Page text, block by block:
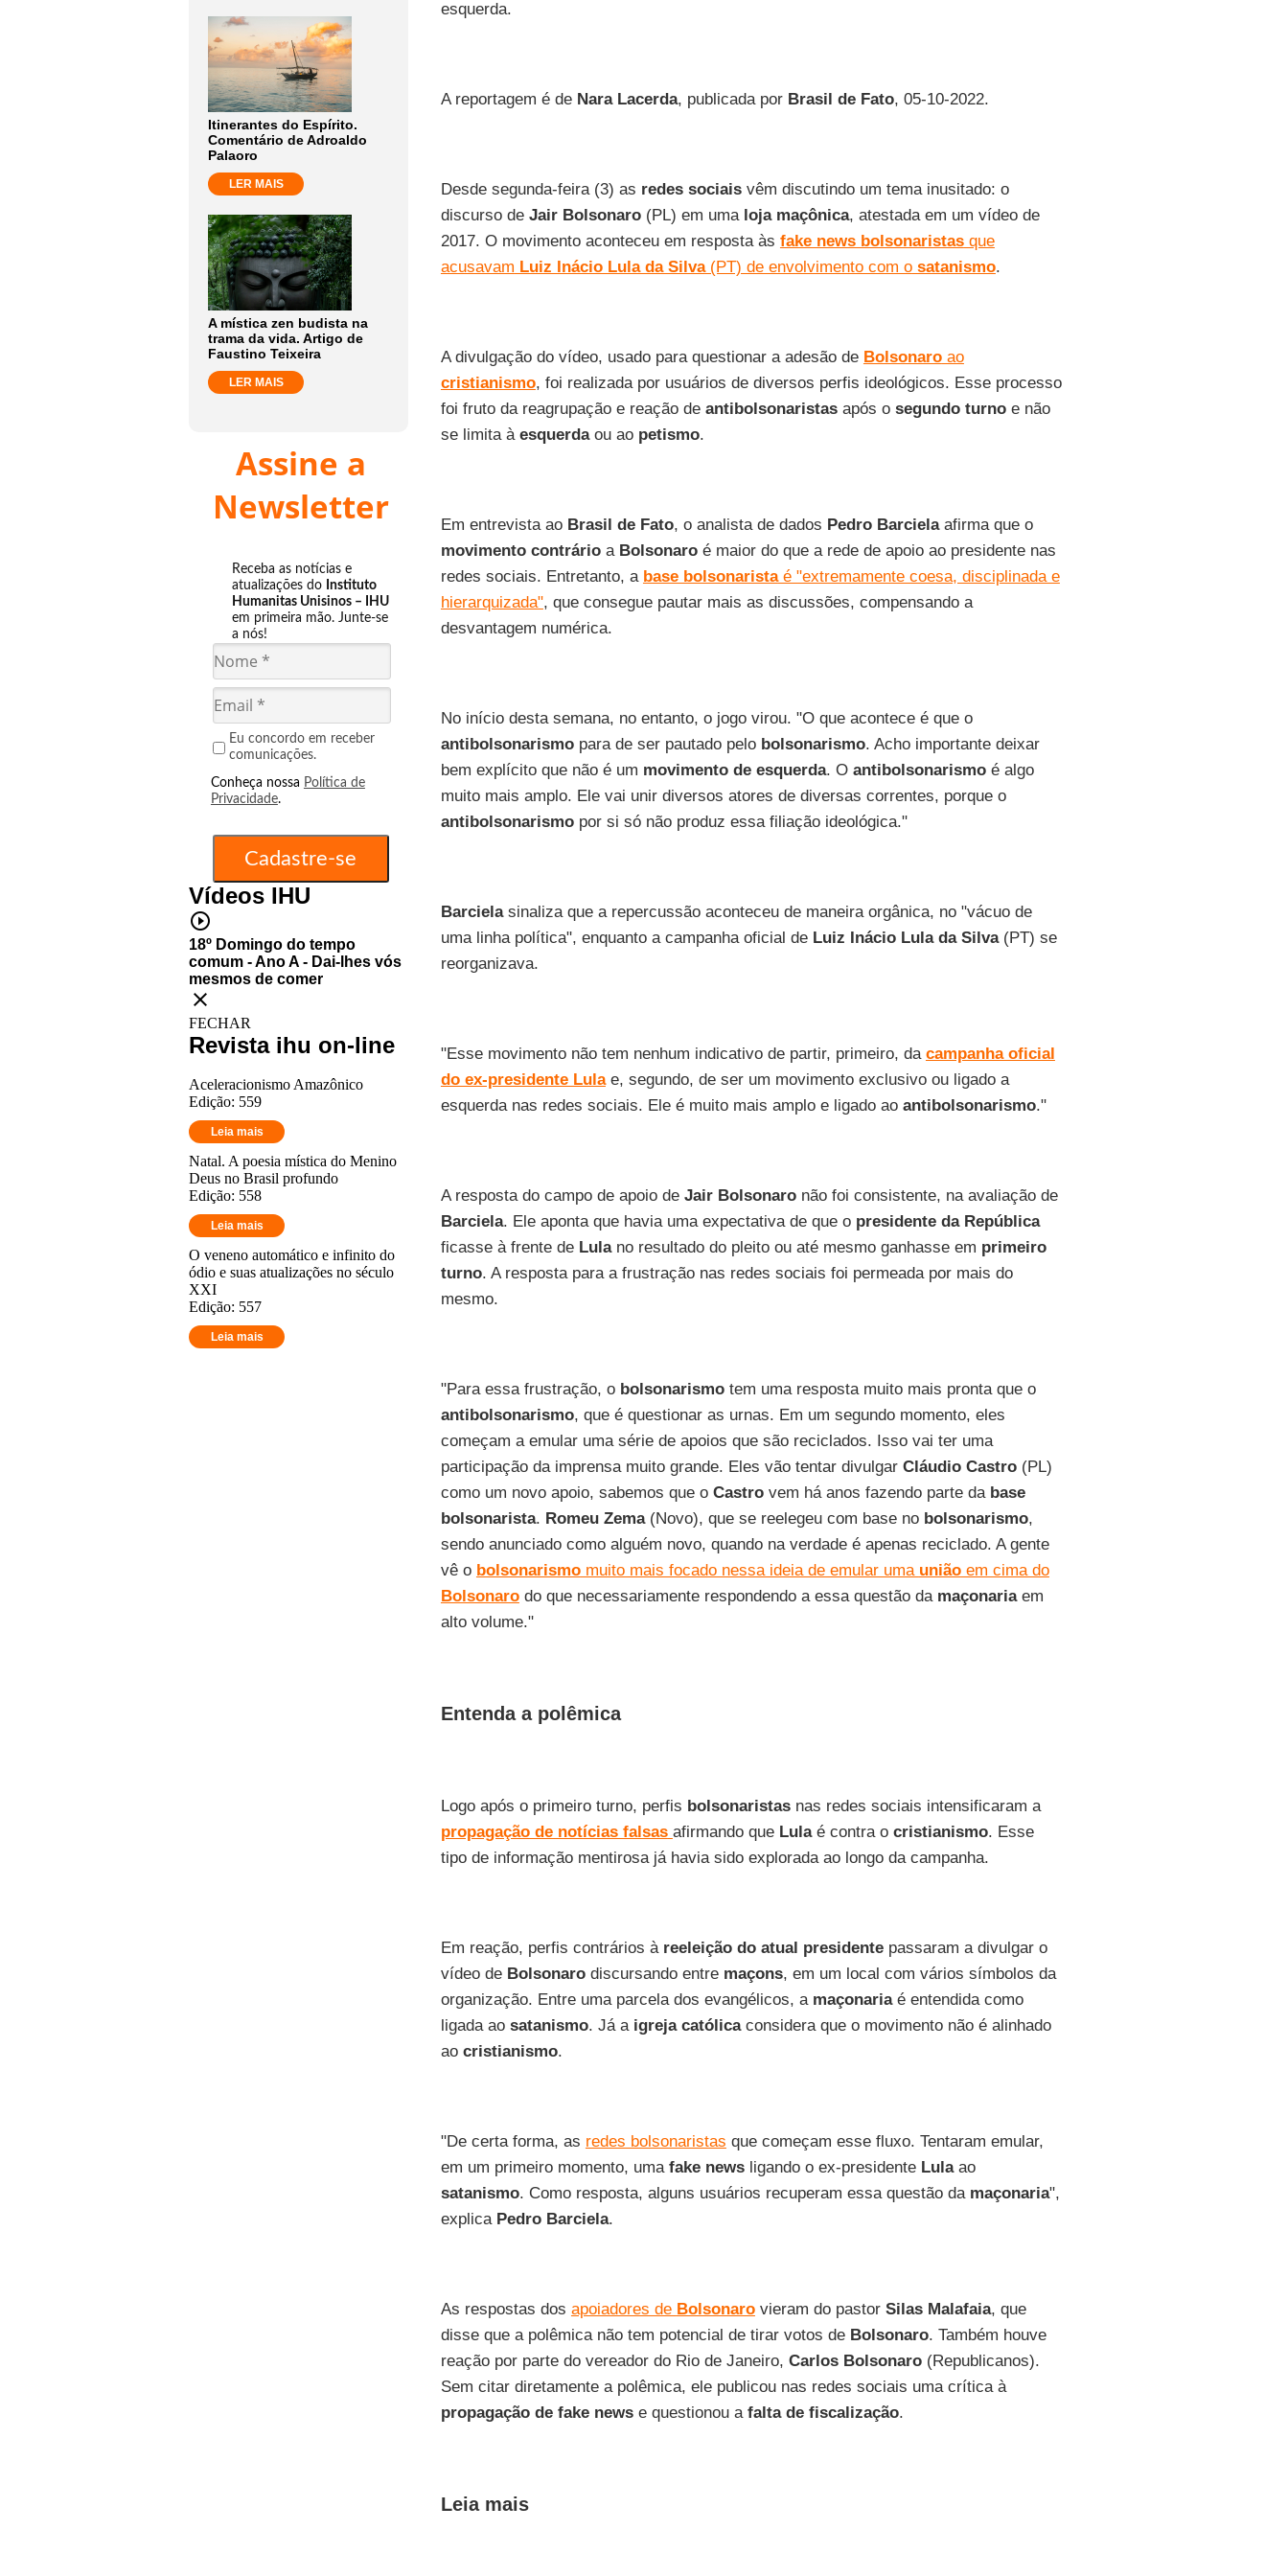
Itinerantes do Espírito.
Comentário de Adroaldo
Palaoro
LER MAIS
A mística zen budista na
trama da vida. Artigo de
Faustino Teixeira
LER MAIS
Assine a
Newsletter
Receba as notícias e
atualizações do Instituto
Humanitas Unisinos – IHU
em primeira mão. Junte-se
a nós!
Eu concordo em receber
comunicações.
Conheça nossa Política de
Privacidade.
Vídeos IHU
play_circle_outline
18º Domingo do tempo
comum - Ano A - Dai-lhes vós
mesmos de comer
close
FECHAR
Revista ihu on-line
Aceleracionismo Amazônico
Edição: 559
Leia mais
Natal. A poesia mística do Menino
Deus no Brasil profundo
Edição: 558
Leia mais
O veneno automático e infinito do
ódio e suas atualizações no século
XXI
Edição: 557
Leia mais
esquerda.
A reportagem é de Nara Lacerda, publicada por Brasil de Fato, 05-10-2022.
Desde segunda-feira (3) as redes sociaisvêm discutindo um tema inusitado: o
discurso de Jair Bolsonaro(PL) em uma loja maçônica, atestada em um vídeo de
2017. O movimento aconteceu em resposta às fake news bolsonaristasque
acusavam Luiz Inácio Lula da Silva(PT) de envolvimento com osatanismo.
A divulgação do vídeo, usado para questionar a adesão de Bolsonaroao
cristianismo, foi realizada por usuários de diversos perfis ideológicos. Esse processo
foi fruto da reagrupação e reação de antibolsonaristasapós o segundo turnoe não
se limita à esquerdaou ao petismo.
Em entrevista ao Brasil de Fato, o analista de dados Pedro Barcielaafirma que o
movimento contrárioa Bolsonaroé maior do que a rede de apoio ao presidente nas
redes sociais. Entretanto, a base bolsonaristaé "extremamente coesa, disciplinada e
hierarquizada", que consegue pautar mais as discussões, compensando a
desvantagem numérica.
No início desta semana, no entanto, o jogo virou. "O que acontece é que o
antibolsonarismopara de ser pautado pelo bolsonarismo. Acho importante deixar
bem explícito que não é um movimento de esquerda. O antibolsonarismoé algo
muito mais amplo. Ele vai unir diversos atores de diversas correntes, porque o
antibolsonarismopor si só não produz essa filiação ideológica."
Barcielasinaliza que a repercussão aconteceu de maneira orgânica, no "vácuo de
uma linha política", enquanto a campanha oficial de Luiz Inácio Lula da Silva(PT) se
reorganizava.
"Esse movimento não tem nenhum indicativo de partir, primeiro, da campanha oficial
do ex-presidente Lulae, segundo, de ser um movimento exclusivo ou ligado a
esquerda nas redes sociais. Ele é muito mais amplo e ligado ao antibolsonarismo."
A resposta do campo de apoio deJair Bolsonaronão foi consistente, na avaliação de
Barciela. Ele aponta que havia uma expectativa de que o presidente da República
ficasse à frente de Lulano resultado do pleito ou até mesmo ganhasse em primeiro
turno. A resposta para a frustração nas redes sociais foi permeada por mais do
mesmo.
"Para essa frustração, o bolsonarismotem uma resposta muito mais pronta que o
antibolsonarismo, que é questionar as urnas. Em um segundo momento, eles
começam a emular uma série de apoios que são reciclados. Isso vai ter uma
participação da imprensa muito grande. Eles vão tentar divulgar Cláudio Castro(PL)
como um novo apoio, sabemos que o Castrovem há anos fazendo parte da base
bolsonarista. Romeu Zema(Novo), que se reelegeu com base no bolsonarismo,
sendo anunciado como alguém novo, quando na verdade é apenas reciclado. A gente
vê o bolsonarismomuito mais focado nessa ideia de emular uma uniãoem cima do
Bolsonarodo que necessariamente respondendo a essa questão da maçonariaem
alto volume."
Entenda a polêmica
Logo após o primeiro turno, perfis bolsonaristasnas redes sociais intensificaram a
propagação de notícias falsas afirmando que Lulaé contra o cristianismo. Esse
tipo de informação mentirosa já havia sido explorada ao longo da campanha.
Em reação, perfis contrários à reeleição do atual presidentepassaram a divulgar o
vídeo de Bolsonarodiscursando entre maçons, em um local com vários símbolos da
organização. Entre uma parcela dos evangélicos, a maçonariaé entendida como
ligada aosatanismo. Já a igreja católicaconsidera que o movimento não é alinhado
ao cristianismo.
"De certa forma, as redes bolsonaristas que começam esse fluxo. Tentaram emular,
em um primeiro momento, uma fake newsligando o ex-presidente Lulaao
satanismo. Como resposta, alguns usuários recuperam essa questão da maçonaria",
explica Pedro Barciela.
As respostas dos apoiadores de Bolsonarovieram do pastorSilas Malafaia, que
disse que a polêmica não tem potencial de tirar votos de Bolsonaro. Também houve
reação por parte do vereador do Rio de Janeiro, Carlos Bolsonaro(Republicanos).
Sem citar diretamente a polêmica, ele publicou nas redes sociais uma crítica à
propagação de fake newse questionou a falta de fiscalização.
Leia mais